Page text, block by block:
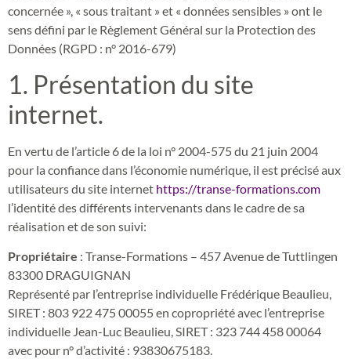
concernée », « sous traitant » et « données sensibles » ont le
sens défini par le Règlement Général sur la Protection des
Données (RGPD : n° 2016-679)
1. Présentation du site
internet.
En vertu de l’article 6 de la loi n° 2004-575 du 21 juin 2004
pour la confiance dans l’économie numérique, il est précisé aux
utilisateurs du site internet https://transe-formations.com
l’identité des différents intervenants dans le cadre de sa
réalisation et de son suivi:
Propriétaire : Transe-Formations – 457 Avenue de Tuttlingen
83300 DRAGUIGNAN
Représenté par l’entreprise individuelle Frédérique Beaulieu,
SIRET : 803 92247500055 en copropriété avec l’entreprise
individuelle Jean-Luc Beaulieu, SIRET : 323 74445800064
avec pour n° d’activité : 93830675183.